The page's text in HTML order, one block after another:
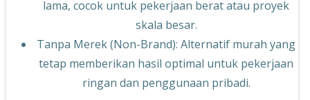
lama, cocok untuk pekerjaan berat atau proyek
skala besar.
Tanpa Merek (Non-Brand): Alternatif murah yang
tetap memberikan hasil optimal untuk pekerjaan
ringan dan penggunaan pribadi.